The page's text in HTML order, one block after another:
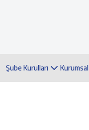
Şube Kurulları Kurumsal